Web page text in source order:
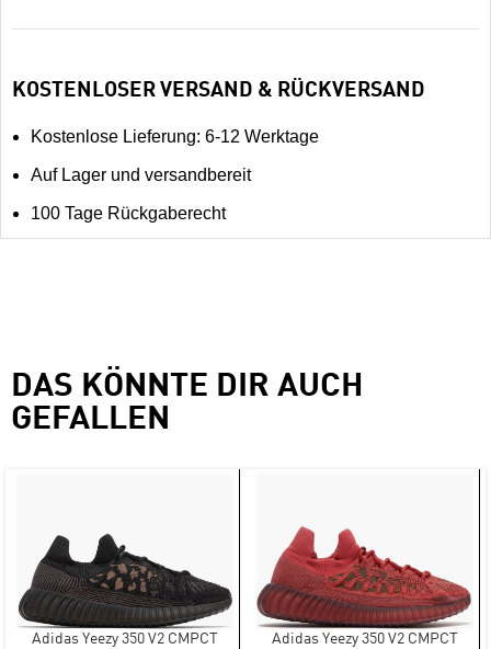
KOSTENLOSER VERSAND & RÜCKVERSAND
Kostenlose Lieferung: 6-12 Werktage
Auf Lager und versandbereit
100 Tage Rückgaberecht
DAS KÖNNTE DIR AUCH
GEFALLEN
Adidas Yeezy 350 V2 CMPCT
Adidas Yeezy 350 V2 CMPCT